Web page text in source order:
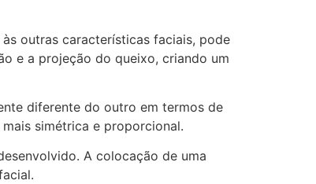
outras características faciais, pode
e a projeção do queixo, criando um
diferente do outro em termos de
simétrica e proporcional.
A colocação de uma